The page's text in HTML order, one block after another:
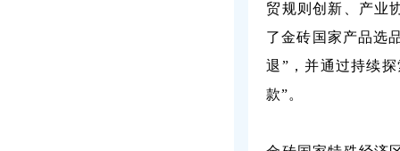
贸规则创新、产业
了金砖国家产品选
退”，并通过持续
款”。